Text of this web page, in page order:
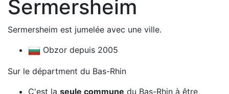
Sermersheim
Sermersheim est jumelée avec une ville.
Obzor depuis 2005
Sur le départment du Bas-Rhin
C'est la seule commune du Bas-Rhin à être